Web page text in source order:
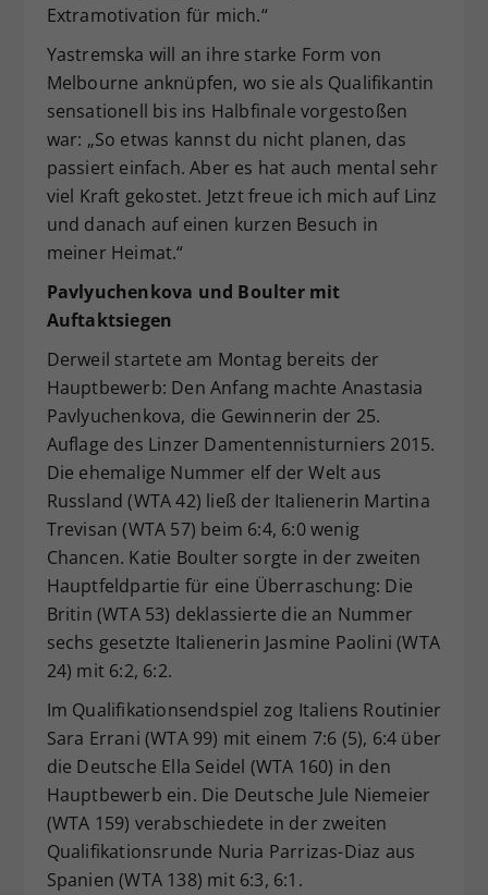
Extramotivation für mich.“
Yastremska will an ihre starke Form von
Melbourne anknüpfen, wo sie als Qualifikantin
sensationell bis ins Halbfinale vorgestoßen
war: „So etwas kannst du nicht planen, das
passiert einfach. Aber es hat auch mental sehr
viel Kraft gekostet. Jetzt freue ich mich auf Linz
und danach auf einen kurzen Besuch in
meiner Heimat.“
Pavlyuchenkova und Boulter mit
Auftaktsiegen
Derweil startete am Montag bereits der
Hauptbewerb: Den Anfang machte Anastasia
Pavlyuchenkova, die Gewinnerin der 25.
Auflage des Linzer Damentennisturniers 2015.
Die ehemalige Nummer elf der Welt aus
Russland (WTA 42) ließ der Italienerin Martina
Trevisan (WTA 57) beim 6:4, 6:0 wenig
Chancen. Katie Boulter sorgte in der zweiten
Hauptfeldpartie für eine Überraschung: Die
Britin (WTA 53) deklassierte die an Nummer
sechs gesetzte Italienerin Jasmine Paolini (WTA
24) mit 6:2, 6:2.
Im Qualifikationsendspiel zog Italiens Routinier
Sara Errani (WTA 99) mit einem 7:6 (5), 6:4 über
die Deutsche Ella Seidel (WTA 160) in den
Hauptbewerb ein. Die Deutsche Jule Niemeier
(WTA 159) verabschiedete in der zweiten
Qualifikationsrunde Nuria Parrizas-Diaz aus
Spanien (WTA 138) mit 6:3, 6:1.